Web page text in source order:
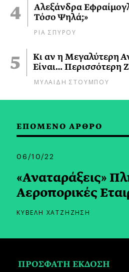
Αλεξάνδρα
Τόσο Ψηλά;»
ΡΙΑ ΣΠΥΡΟΥ
Κι αν η Μεγαλύτερη
Είναι… Περισσότερη
ΜΥΛΑΙΔΗ ΣΤΟΥΜΠΟΥ
ΕΠΟΜΕΝΟ ΑΡΘΡΟ
06/10/22
«Αναταράξεις»
Αεροπορικές
ΚΥΒΕΛΗ ΧΑΤΖΗΖΗΣΗ
ΠΡΟΣΦΑΤΗ ΕΚΔΟΣΗ